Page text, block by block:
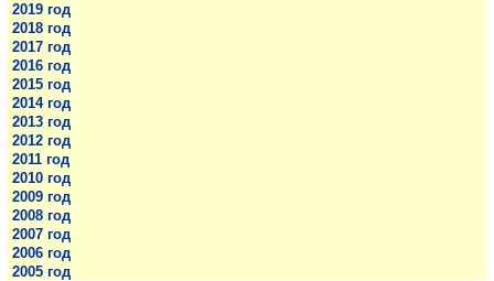
2019 год
2018 год
2017 год
2016 год
2015 год
2014 год
2013 год
2012 год
2011 год
2010 год
2009 год
2008 год
2007 год
2006 год
2005 год